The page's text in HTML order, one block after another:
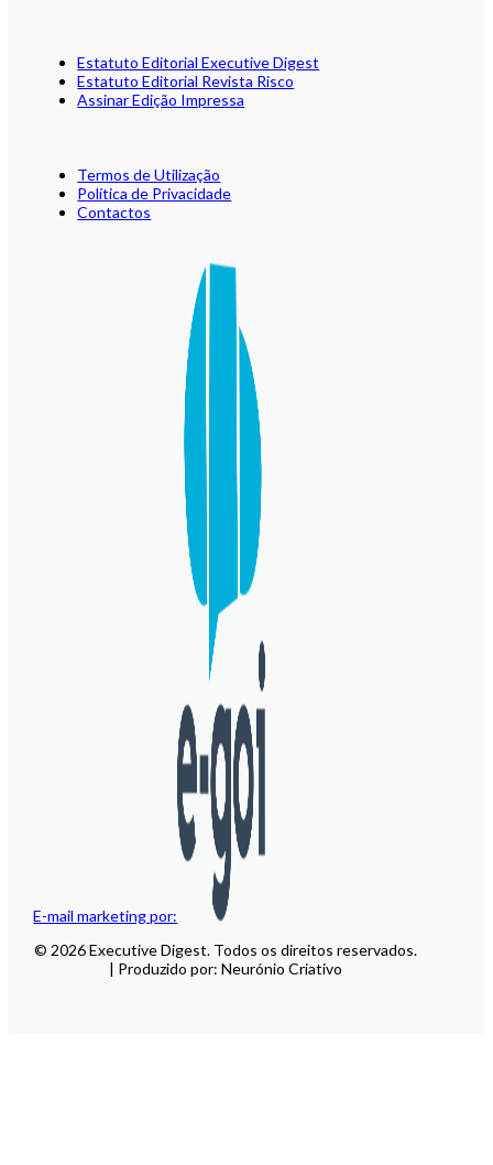
E-mail marketing por:
Estatuto Editorial Executive Digest
Estatuto Editorial Revista Risco
Assinar Edição Impressa
Termos de Utilização
Política de Privacidade
Contactos
© 2026 Executive Digest. Todos os direitos reservados.
| Produzido por: Neurónio Criativo